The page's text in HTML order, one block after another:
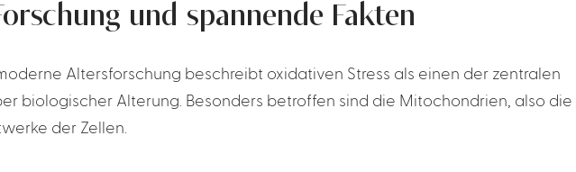
und spannende Fakten
Altersforschung beschreibt oxidativen Stress als einen der zentralen
biologischer Alterung. Besonders betroffen sind die Mitochondrien, also die
der Zellen.